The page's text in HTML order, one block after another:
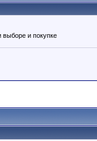
и покупке